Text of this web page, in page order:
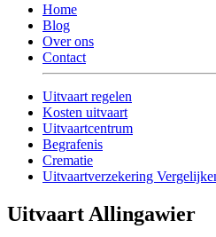
Home
Blog
Over ons
Contact
Uitvaart regelen
Kosten uitvaart
Uitvaartcentrum
Begrafenis
Crematie
Uitvaartverzekering
Uitvaart Allingawier